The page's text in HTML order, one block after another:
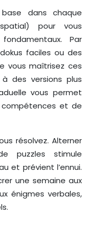
dans chaque
pour vous
Par
faciles ou des
vous maîtrisez ces
à des versions plus
vous permet
et de
résolvez. Alterner
puzzles stimule
et prévient l’ennui.
une semaine aux
énigmes verbales,